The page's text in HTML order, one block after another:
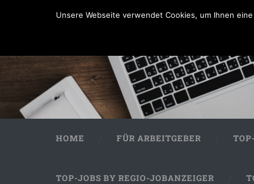
HOME FÜR ARBEITGEBER
TOP-JOBS BY REGIO-JOBANZEIGER
Unsere Webseite verwendet Cookies, um Ihnen